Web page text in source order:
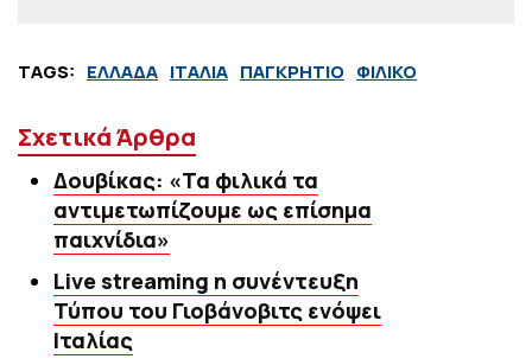
TAGS: ΕΛΛΑΔΑ ΙΤΑΛΙΑ ΠΑΓΚΡΗΤΙΟ ΦΙΛΙΚΟ
Σχετικά Άρθρα
Δουβίκας: «Τα φιλικά τα
αντιμετωπίζουμε ως επίσημα
παιχνίδια»
Live streaming η συνέντευξη
Τύπου του Γιοβάνοβιτς ενόψει
Ιταλίας